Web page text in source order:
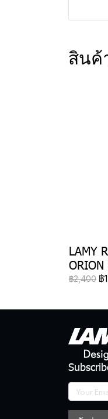
สินค้
LAMY
ORION
฿2,400 ฿